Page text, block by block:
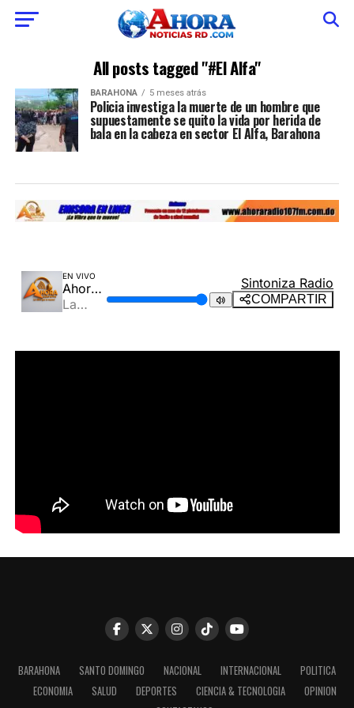
All posts tagged "#El Alfa"
BARAHONA 5 meses atrás
Policia investiga la muerte de un hombre que
supuestamente se quito la vida por herida de
bala en la cabeza en sector El Alfa, Barahona
BARAHONA SANTO DOMINGO NACIONAL INTERNACIONAL
POLITICA
ECONOMIA
SALUD DEPORTES CIENCIA & TECNOLOGIA
OPINION